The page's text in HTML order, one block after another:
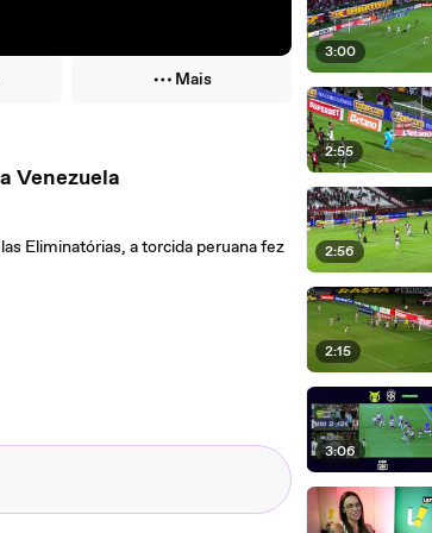
Mais
Venezuela
Eliminatórias, a torcida peruana fez
3:00
2:55
2:56
2:15
3:06